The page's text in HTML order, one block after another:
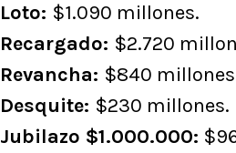
Loto: $1.090 millones.
Recargado: $2.720
Revancha: $840
Desquite: $230 millones.
Jubilazo $1.000.000: